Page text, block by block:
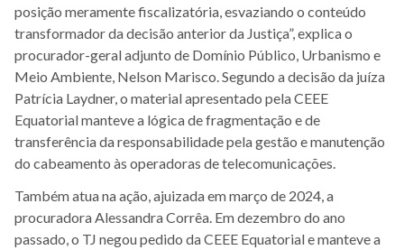
posição meramente fiscalizatória, esvaziando o conteúdo
transformador da decisão anterior da Justiça”, explica o
procurador-geral adjunto de Domínio Público, Urbanismo e
Meio Ambiente, Nelson Marisco. Segundo a decisão da juíza
Patrícia Laydner, o material apresentado pela CEEE
Equatorial manteve a lógica de fragmentação e de
transferência da responsabilidade pela gestão e manutenção
do cabeamento às operadoras de telecomunicações.
Também atua na ação, ajuizada em março de 2024, a
procuradora Alessandra Corrêa. Em dezembro do ano
passado, o TJ negou pedido da CEEE Equatorial e manteve a